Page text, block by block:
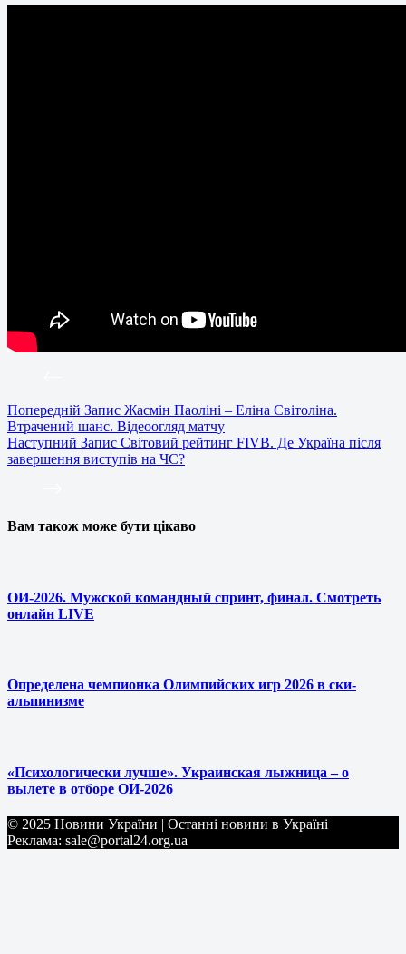
Попередній Запис Жасмін Паоліні – Еліна Світоліна.
Втрачений шанс. Відеоогляд матчу
Наступний Запис Світовий рейтинг FIVB. Де Україна після
завершення виступів на ЧС?
Вам також може бути цікаво
ОИ-2026. Мужской командный спринт, финал. Смотреть
онлайн LIVE
Определена чемпионка Олимпийских игр 2026 в ски-
альпинизме
«Психологически лучше». Украинская лыжница – о
вылете в отборе ОИ-2026
© 2025 Новини України | Останні новини в Україні
Реклама: sale@portal24.org.ua